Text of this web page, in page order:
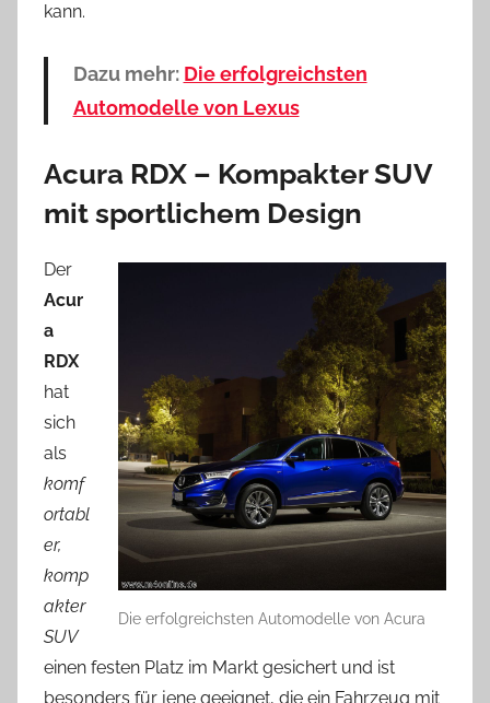
kann.
Dazu mehr: Die erfolgreichsten
Automodelle von Lexus
Acura RDX – Kompakter SUV
mit sportlichem Design
Die erfolgreichsten Automodelle von Acura
Der
Acur
a
RDX
hat
sich
als
komf
ortabl
er,
komp
akter
SUV
einen festen Platz im Markt gesichert und ist
besonders für jene geeignet, die ein Fahrzeug mit